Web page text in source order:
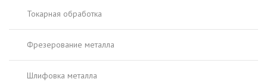
Токарная обработка
Фрезерование металла
Шлифовка металла